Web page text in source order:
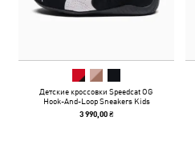
Детские кроссовки Speedcat OG
Hook-And-Loop Sneakers Kids
3 990,00 ₴